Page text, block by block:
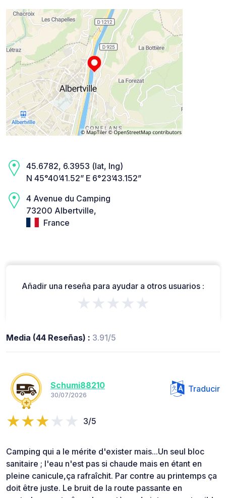
45.6782, 6.3953 (lat, lng)
N 45°40’41.52” E 6°23’43.152”
4 Avenue du Camping
73200 Albertville,
France
Añadir una reseña para ayudar a otros usuarios :
★★★★★
Media (44 Reseñas) : 3.91/5
Schumi88210
30/07/2026
Traducir
3/5
Camping qui a le mérite d'exister mais...Un seul bloc
sanitaire ; l'eau n'est pas si chaude mais en étant en
pleine canicule,ça rafraîchit. Par contre au printemps ça
doit être juste. Le bruit de la route passante en